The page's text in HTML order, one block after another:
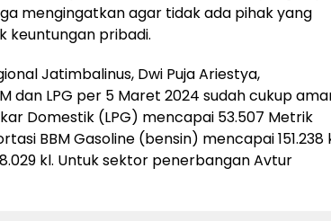
mengingatkan agar tidak ada pihak yang
keuntungan pribadi.
Jatimbalinus, Dwi Puja Ariestya,
dan LPG per 5 Maret 2024 sudah cukup
Domestik (LPG) mencapai 53.507 Metrik
BBM Gasoline (bensin) mencapai 151.238
kl. Untuk sektor penerbangan Avtur